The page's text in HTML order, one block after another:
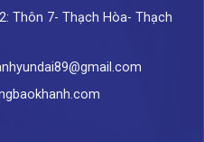
Thôn 7- Thạch Hòa- Thạch